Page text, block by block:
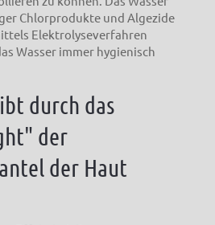
Chlorprodukte und Algezide
Elektrolyseverfahren
Wasser immer hygienisch
durch das
der
der Haut